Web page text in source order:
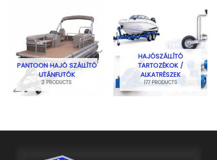
PANTOON HAJÓ SZÁLLÍTÓ
UTÁNFUTÓK
2 PRODUCTS
HAJÓSZÁLLÍTÓ
TARTOZÉKOK /
ALKATRÉSZEK
177 PRODUCTS